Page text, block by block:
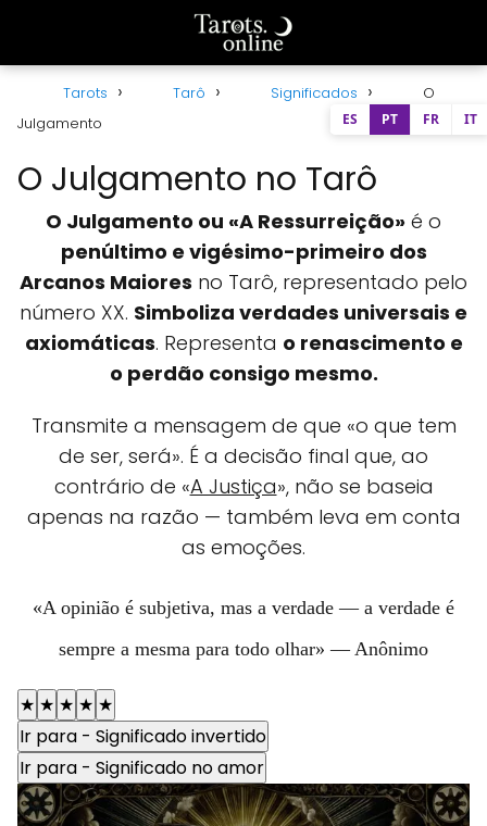
Tarots Tarô Significados
O
Julgamento
O Julgamento no Tarô
O Julgamento ou «A Ressurreição» é o
penúltimo e vigésimo-primeiro dos
Arcanos Maiores no Tarô, representado pelo
número XX. Simboliza verdades universais e
axiomáticas. Representa o renascimento e
o perdão consigo mesmo.
Transmite a mensagem de que «o que tem
de ser, será». É a decisão final que, ao
contrário de «A Justiça», não se baseia
apenas na razão — também leva em conta
as emoções.
«A opinião é subjetiva, mas a verdade — a verdade é
sempre a mesma para todo olhar» — Anônimo
★ ★ ★ ★ ★
Ir para - Significado invertido
Ir para - Significado no amor
ES PT FR IT